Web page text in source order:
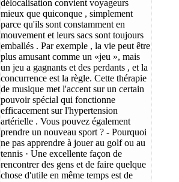
délocalisation convient voyageurs
mieux que quiconque , simplement
parce qu'ils sont constamment en
mouvement et leurs sacs sont toujours
emballés . Par exemple , la vie peut être
plus amusant comme un «jeu », mais
un jeu a gagnants et des perdants , et la
concurrence est la règle. Cette thérapie
de musique met l'accent sur un certain
pouvoir spécial qui fonctionne
efficacement sur ​​l'hypertension
artérielle . Vous pouvez également
prendre un nouveau sport ? - Pourquoi
ne pas apprendre à jouer au golf ou au
tennis · Une excellente façon de
rencontrer des gens et de faire quelque
chose d'utile en même temps est de